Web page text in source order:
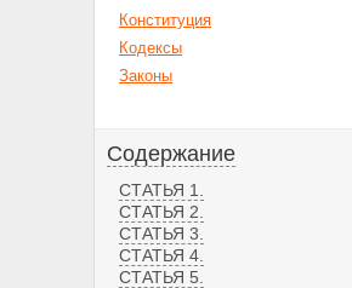
Конституция
Кодексы
Законы
Содержание
СТАТЬЯ 1.
СТАТЬЯ 2.
СТАТЬЯ 3.
СТАТЬЯ 4.
СТАТЬЯ 5.